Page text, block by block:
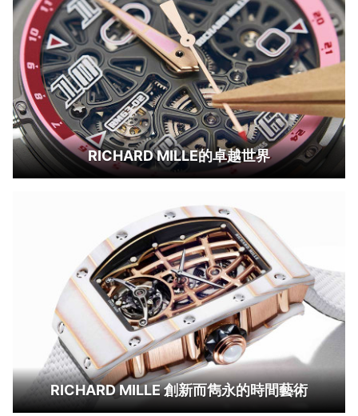
RICHARD MILLE的卓越世界
RICHARD MILLE 創新而雋永的時間藝術